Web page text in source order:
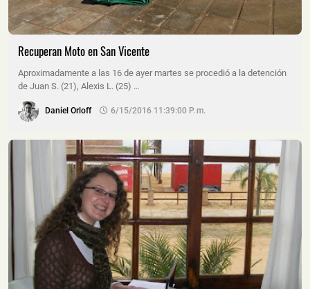
Recuperan Moto en San Vicente
Aproximadamente a las 16 de ayer martes se procedió a la detención
de Juan S. (21), Alexis L. (25) …
Daniel Orloff 6/15/2016 11:39:00 P. M.